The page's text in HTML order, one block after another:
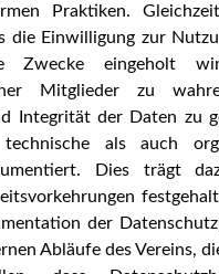
Praktiken.
die Einwilligung zur
Zwecke eingeholt
Mitglieder zu
Integrität der Daten zu
als auch
Dies trägt
der
Abläufe des Vereins,